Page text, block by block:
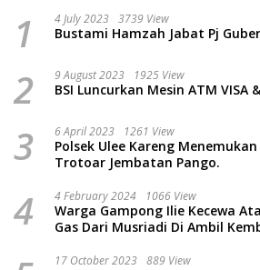
1 4 July 2023 3739 View
Bustami Hamzah Jabat Pj
2 9 August 2023 1925 View
BSI Luncurkan Mesin ATM VISA
3 6 April 2023 1261 View
Polsek Ulee Kareng
Trotoar Jembatan Pango.
4 4 February 2024 1066 View
Warga Gampong Ilie Kecewa
Gas Dari Musriadi Di Ambil
17 October 2023 889 View